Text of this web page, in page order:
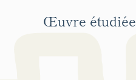
Œuvre étudiée